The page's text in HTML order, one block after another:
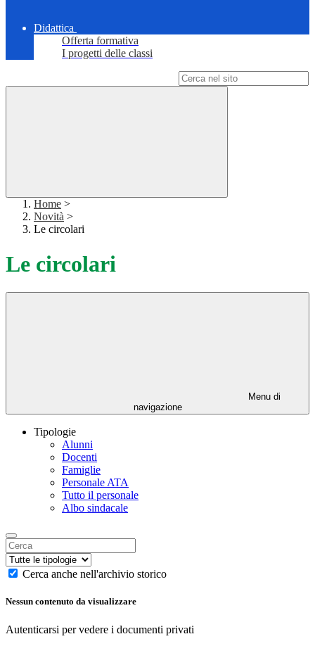
Didattica
Offerta formativa
I progetti delle classi
Home >
Novità >
Le circolari
Le circolari
Menu di
navigazione
Tipologie
Alunni
Docenti
Famiglie
Personale ATA
Tutto il personale
Albo sindacale
Cerca anche nell'archivio storico
Nessun contenuto da visualizzare
Autenticarsi per vedere i documenti privati